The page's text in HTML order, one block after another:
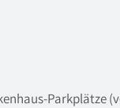
Parkplätze